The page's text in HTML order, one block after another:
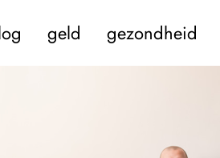
geld gezondheid